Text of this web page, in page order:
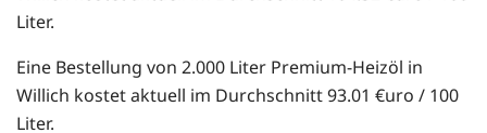
Liter.
Eine Bestellung von 2.000 Liter Premium-Heizöl in
Willich kostet aktuell im Durchschnitt 93.01 €uro / 100
Liter.